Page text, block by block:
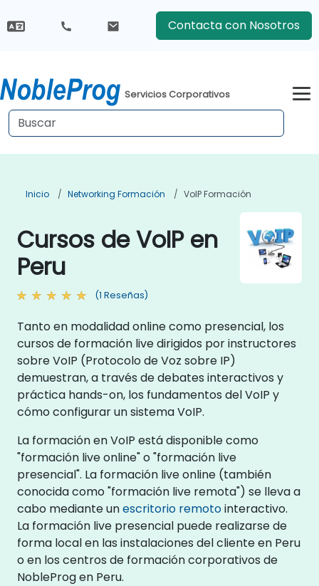
Contacta con Nosotros
Servicios Corporativos
Inicio Networking Formación VoIP Formación
Cursos de VoIP en
Peru
(1 Reseñas)
Tanto en modalidad online como presencial, los
cursos de formación live dirigidos por instructores
sobre VoIP (Protocolo de Voz sobre IP)
demuestran, a través de debates interactivos y
práctica hands-on, los fundamentos del VoIP y
cómo configurar un sistema VoIP.
La formación en VoIP está disponible como
"formación live online" o "formación live
presencial". La formación live online (también
conocida como "formación live remota") se lleva a
cabo mediante unescritorio remotointeractivo.
La formación live presencial puede realizarse de
forma local en las instalaciones del cliente en Peru
o en los centros de formación corporativos de
NobleProg en Peru.